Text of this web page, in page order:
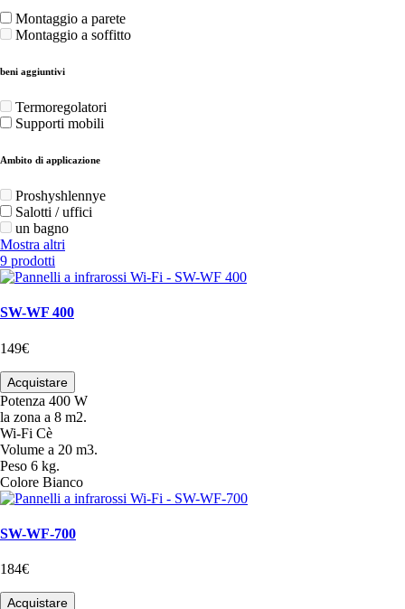
Montaggio a parete
Montaggio a soffitto
beni aggiuntivi
Termoregolatori
Supporti mobili
Ambito di applicazione
Proshyshlennye
Salotti / uffici
un bagno
Mostra altri
9 prodotti
SW-WF 400
149€
Acquistare
Potenza 400 W
la zona a 8 m2.
Wi-Fi Cè
Volume a 20 m3.
Peso 6 kg.
Colore Bianco
SW-WF-700
184€
Acquistare